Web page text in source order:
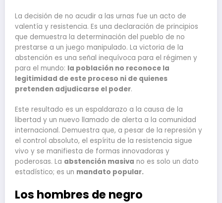
La decisión de no acudir a las urnas fue un acto de
valentía y resistencia. Es una declaración de principios
que demuestra la determinación del pueblo de no
prestarse a un juego manipulado. La victoria de la
abstención es una señal inequívoca para el régimen y
para el mundo: la población no reconoce la
legitimidad de este proceso ni de quienes
pretenden adjudicarse el poder.
Este resultado es un espaldarazo a la causa de la
libertad y un nuevo llamado de alerta a la comunidad
internacional. Demuestra que, a pesar de la represión y
el control absoluto, el espíritu de la resistencia sigue
vivo y se manifiesta de formas innovadoras y
poderosas. La abstención masiva no es solo un dato
estadístico; es un mandato popular.
Los hombres de negro